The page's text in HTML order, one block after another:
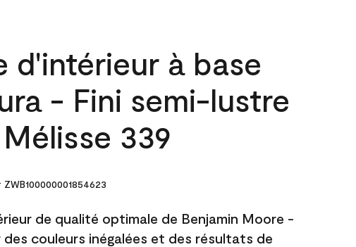
d'intérieur à base
- Fini semi-lustre
339
ZWB100000001854623
de qualité optimale de Benjamin Moore -
des couleurs inégalées et des résultats de